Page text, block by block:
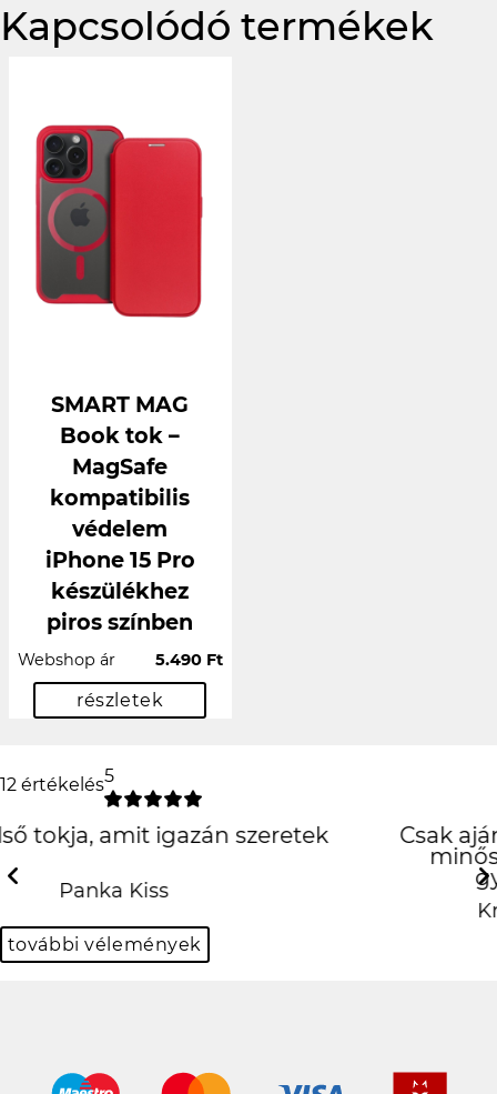
Kapcsolódó termékek
SMART MAG
Book tok –
MagSafe
kompatibilis
védelem
iPhone 15 Pro
készülékhez
piros színben
Webshop ár 5.490 Ft
részletek
12 értékelés5
Csak ajánlani tudom! Precíz munka, jó
minőségű tok! És mindez szuper
gyorsan! Köszönöm!!! ❤️
Previous
további vélemények